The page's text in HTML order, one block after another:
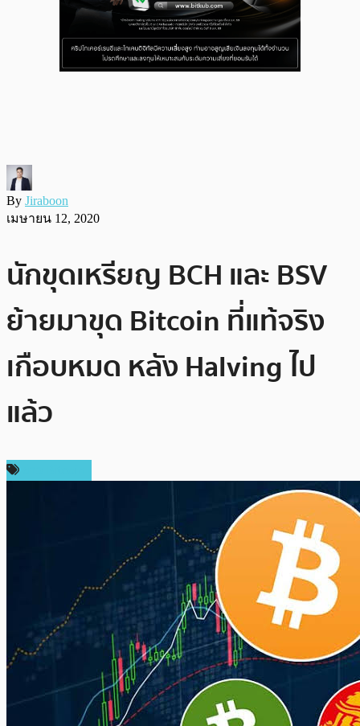
By Jiraboon
เมษายน 12, 2020
นักขุดเหรียญ BCH และ BSV
ย้ายมาขุด Bitcoin ที่แท้จริง
เกือบหมด หลัง Halving ไป
แล้ว